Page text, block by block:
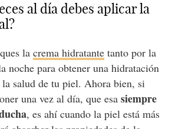
al día debes aplicar la
la crema hidratantetanto por la
noche para obtener una hidratación
salud de tu piel. Ahora bien, si
una vez al día, que esa siempre
, es ahí cuando la piel está más